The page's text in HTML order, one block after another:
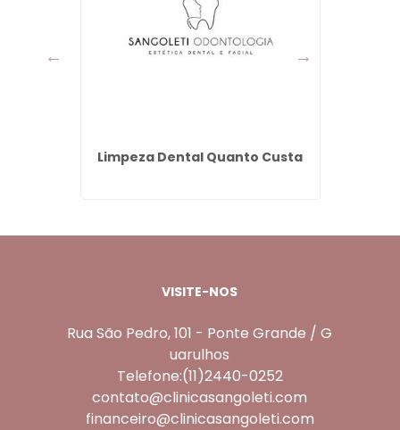
Limpeza Dental Quanto Custa
VISITE-NOS
Rua São Pedro, 101 - Ponte Grande / G
uarulhos
Telefone:(11)2440-0252
contato@clinicasangoleti.com
financeiro@clinicasangoleti.com